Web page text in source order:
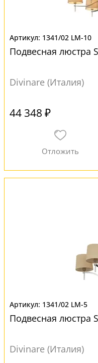
1341/02 LM-10
Подвесная люстра
Divinare (Италия)
44 348 ₽
1341/02 LM-5
Подвесная люстра
Divinare (Италия)